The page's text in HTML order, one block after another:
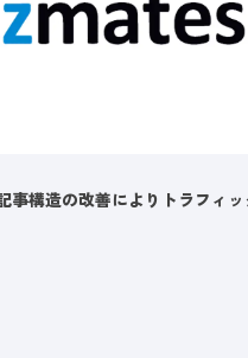
事構造の改善によりトラフィ